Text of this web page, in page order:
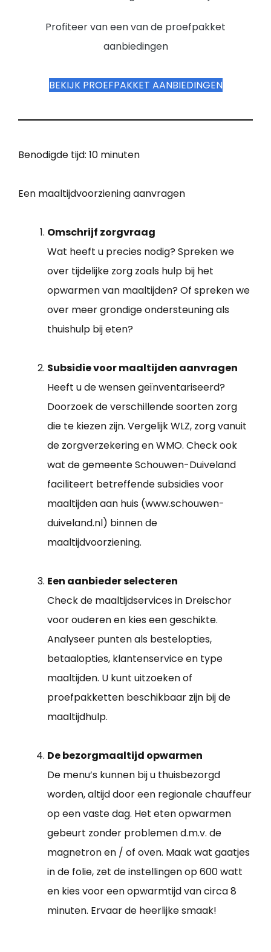
Profiteer van een van de proefpakket
aanbiedingen
BEKIJK PROEFPAKKET AANBIEDINGEN
Benodigde tijd: 10 minuten
Een maaltijdvoorziening aanvragen
Omschrijf zorgvraag
Wat heeft u precies nodig? Spreken we
over tijdelijke zorg zoals hulp bij het
opwarmen van maaltijden? Of spreken we
over meer grondige ondersteuning als
thuishulp bij eten?
Subsidie voor maaltijden aanvragen
Heeft u de wensen geïnventariseerd?
Doorzoek de verschillende soorten zorg
die te kiezen zijn. Vergelijk WLZ, zorg vanuit
de zorgverzekering en WMO. Check ook
wat de gemeente Schouwen-Duiveland
faciliteert betreffende subsidies voor
maaltijden aan huis (www.schouwen-
duiveland.nl) binnen de
maaltijdvoorziening.
Een aanbieder selecteren
Check de maaltijdservices in Dreischor
voor ouderen en kies een geschikte.
Analyseer punten als bestelopties,
betaalopties, klantenservice en type
maaltijden. U kunt uitzoeken of
proefpakketten beschikbaar zijn bij de
maaltijdhulp.
De bezorgmaaltijd opwarmen
De menu’s kunnen bij u thuisbezorgd
worden, altijd door een regionale chauffeur
op een vaste dag. Het eten opwarmen
gebeurt zonder problemen d.m.v. de
magnetron en / of oven. Maak wat gaatjes
in de folie, zet de instellingen op 600 watt
en kies voor een opwarmtijd van circa 8
minuten. Ervaar de heerlijke smaak!